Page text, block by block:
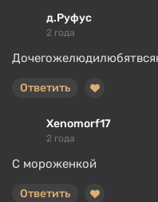
д.Руфус
2 года
Ответить
Xenomorf17
2 года
С мороженкой
Ответить